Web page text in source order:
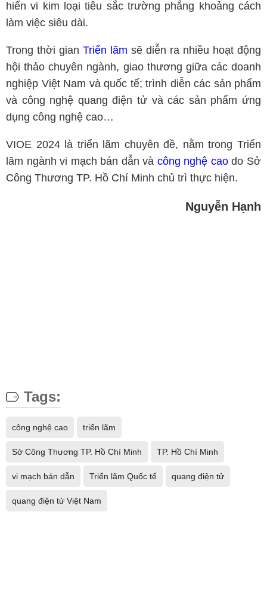
hiển vi kim loại tiêu sắc trường phẳng khoảng cách
làm việc siêu dài.
Trong thời gian Triển lãm sẽ diễn ra nhiều hoạt động
hội thảo chuyên ngành, giao thương giữa các doanh
nghiệp Việt Nam và quốc tế; trình diễn các sản phẩm
và công nghệ quang điện tử và các sản phẩm ứng
dụng công nghệ cao…
VIOE 2024 là triển lãm chuyên đề, nằm trong Triển
lãm ngành vi mạch bán dẫn và công nghệ caodo Sở
Công Thương TP. Hồ Chí Minh chủ trì thực hiện.
Nguyễn Hạnh
Tags:
công nghệ cao triển lãm
Sở Công Thương TP. Hồ Chí Minh TP. Hồ Chí Minh
vi mạch bán dẫn Triển lãm Quốc tế quang điện tử
quang điện tử Việt Nam